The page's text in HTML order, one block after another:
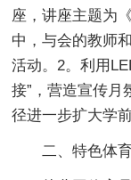
座，讲座主题为
中，与会的教师
活动。2。利用
接”，营造宣传月
径进一步扩大学
二、特色体育